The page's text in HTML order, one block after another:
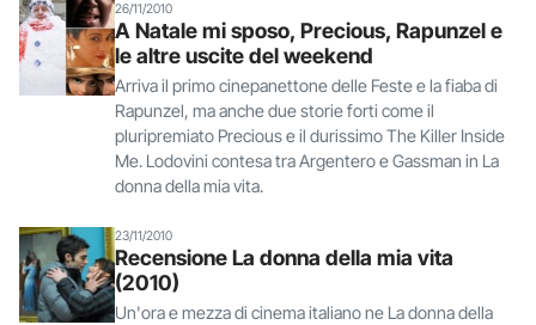
26/11/2010
A Natale mi sposo, Precious, Rapunzel e
le altre uscite del weekend
Arriva il primo cinepanettone delle Feste e la fiaba di
Rapunzel, ma anche due storie forti come il
pluripremiato Precious e il durissimo The Killer Inside
Me. Lodovini contesa tra Argentero e Gassman in La
donna della mia vita.
23/11/2010
Recensione La donna della mia vita
(2010)
Un'ora e mezza di cinema italiano ne La donna della